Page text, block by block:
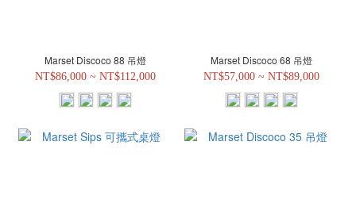
Marset Discoco 88 吊燈
NT$86,000 ~ NT$112,000
Marset Discoco 68 吊燈
NT$57,000 ~ NT$89,000